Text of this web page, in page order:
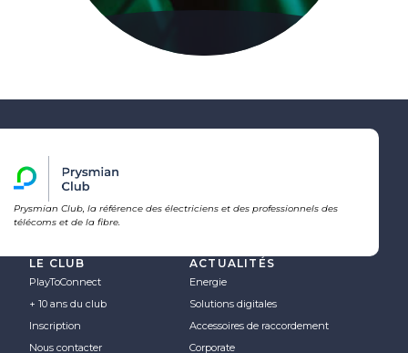
Prysmian Club, la référence des électriciens et des professionnels des
télécoms et de la fibre.
LE CLUB
PlayToConnect
+ 10 ans du club
Inscription
Nous contacter
ACTUALITÉS
Energie
Solutions digitales
Accessoires de raccordement
Corporate